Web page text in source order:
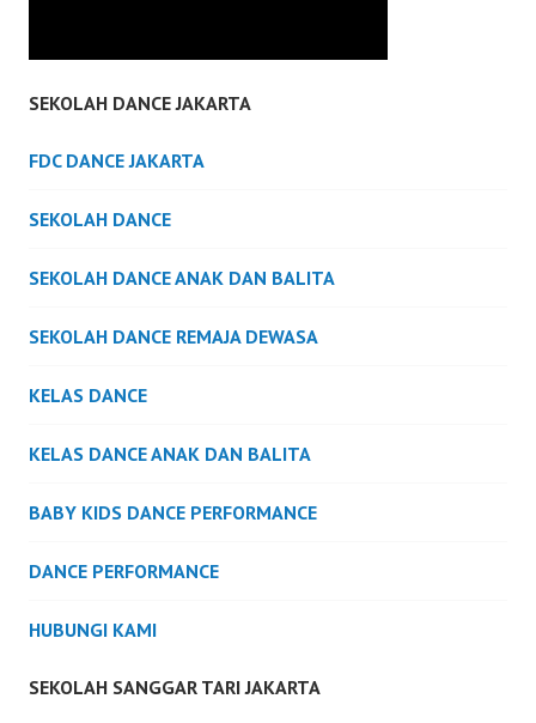
SEKOLAH DANCE JAKARTA
FDC DANCE JAKARTA
SEKOLAH DANCE
SEKOLAH DANCE ANAK DAN BALITA
SEKOLAH DANCE REMAJA DEWASA
KELAS DANCE
KELAS DANCE ANAK DAN BALITA
BABY KIDS DANCE PERFORMANCE
DANCE PERFORMANCE
HUBUNGI KAMI
SEKOLAH SANGGAR TARI JAKARTA